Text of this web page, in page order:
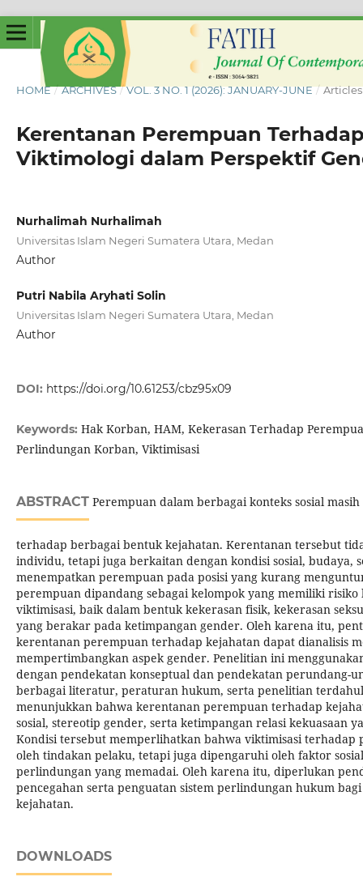
HOME / ARCHIVES / VOL. 3 NO. 1 (2026): JANUARY-JUNE / Articles
Kerentanan Perempuan
Viktimologi dalam Perspektif
Nurhalimah Nurhalimah
Universitas Islam Negeri Sumatera Utara, Medan
Author
Putri Nabila Aryhati Solin
Universitas Islam Negeri Sumatera Utara, Medan
Author
DOI: https://doi.org/10.61253/cbz95x09
Keywords: Hak Korban, HAM, Kekerasan Terhadap
Perlindungan Korban, Viktimisasi
ABSTRACTPerempuan dalam berbagai konteks sosial
terhadap berbagai bentuk kejahatan. Kerentanan tersebut
individu, tetapi juga berkaitan dengan kondisi sosial, budaya,
menempatkan perempuan pada posisi yang kurang
perempuan dipandang sebagai kelompok yang memiliki
viktimisasi, baik dalam bentuk kekerasan fisik, kekerasan
yang berakar pada ketimpangan gender. Oleh karena itu,
kerentanan perempuan terhadap kejahatan dapat dianalisis
mempertimbangkan aspek gender. Penelitian ini
dengan pendekatan konseptual dan pendekatan perundang-
berbagai literatur, peraturan hukum, serta penelitian
menunjukkan bahwa kerentanan perempuan terhadap
sosial, stereotip gender, serta ketimpangan relasi kekuasaan
Kondisi tersebut memperlihatkan bahwa viktimisasi terhadap
oleh tindakan pelaku, tetapi juga dipengaruhi oleh faktor
perlindungan yang memadai. Oleh karena itu, diperlukan
pencegahan serta penguatan sistem perlindungan hukum
kejahatan.
DOWNLOADS